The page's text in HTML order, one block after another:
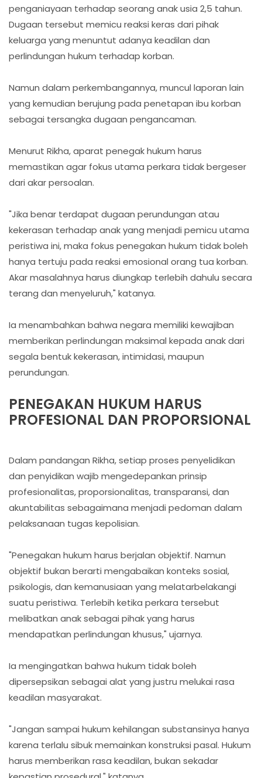
penganiayaan terhadap seorang anak usia 2,5 tahun.
Dugaan tersebut memicu reaksi keras dari pihak
keluarga yang menuntut adanya keadilan dan
perlindungan hukum terhadap korban.
Namun dalam perkembangannya, muncul laporan lain
yang kemudian berujung pada penetapan ibu korban
sebagai tersangka dugaan pengancaman.
Menurut Rikha, aparat penegak hukum harus
memastikan agar fokus utama perkara tidak bergeser
dari akar persoalan.
"Jika benar terdapat dugaan perundungan atau
kekerasan terhadap anak yang menjadi pemicu utama
peristiwa ini, maka fokus penegakan hukum tidak boleh
hanya tertuju pada reaksi emosional orang tua korban.
Akar masalahnya harus diungkap terlebih dahulu secara
terang dan menyeluruh," katanya.
Ia menambahkan bahwa negara memiliki kewajiban
memberikan perlindungan maksimal kepada anak dari
segala bentuk kekerasan, intimidasi, maupun
perundungan.
PENEGAKAN HUKUM HARUS
PROFESIONAL DAN PROPORSIONAL
Dalam pandangan Rikha, setiap proses penyelidikan
dan penyidikan wajib mengedepankan prinsip
profesionalitas, proporsionalitas, transparansi, dan
akuntabilitas sebagaimana menjadi pedoman dalam
pelaksanaan tugas kepolisian.
"Penegakan hukum harus berjalan objektif. Namun
objektif bukan berarti mengabaikan konteks sosial,
psikologis, dan kemanusiaan yang melatarbelakangi
suatu peristiwa. Terlebih ketika perkara tersebut
melibatkan anak sebagai pihak yang harus
mendapatkan perlindungan khusus," ujarnya.
Ia mengingatkan bahwa hukum tidak boleh
dipersepsikan sebagai alat yang justru melukai rasa
keadilan masyarakat.
"Jangan sampai hukum kehilangan substansinya hanya
karena terlalu sibuk memainkan konstruksi pasal. Hukum
harus memberikan rasa keadilan, bukan sekadar